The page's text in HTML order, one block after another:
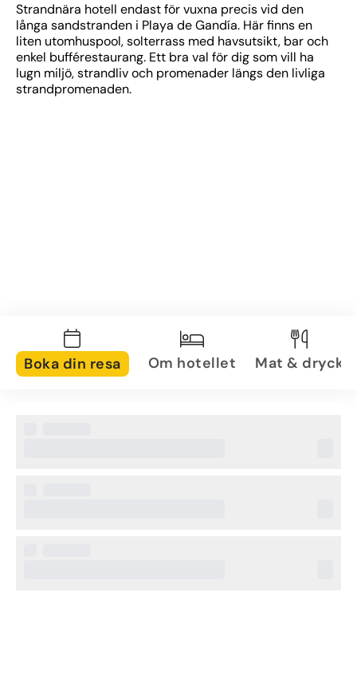
Strandnära hotell endast för vuxna precis vid den
långa sandstranden i Playa de Gandía. Här finns en
liten utomhuspool, solterrass med havsutsikt, bar och
enkel bufférestaurang. Ett bra val för dig som vill ha
lugn miljö, strandliv och promenader längs den livliga
strandpromenaden.
Boka din resa Om hotellet Mat & dryck